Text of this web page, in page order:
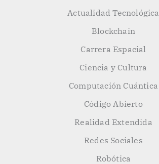
Actualidad Tecnológica
Blockchain
Carrera Espacial
Ciencia y Cultura
Computación Cuántica
Código Abierto
Realidad Extendida
Redes Sociales
Robótica